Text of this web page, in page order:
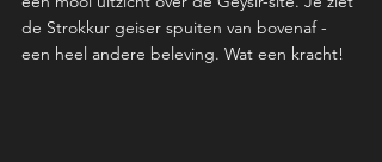
de Strokkur geiser spuiten van bovenaf -
een heel andere beleving. Wat een kracht!